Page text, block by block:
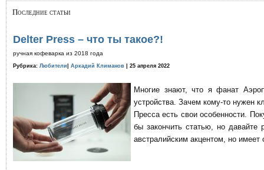
Последние статьи
Delter Press – что ты такое?!
ручная кофеварка из 2018 года
Рубрика: Любители Аркадий Климанов | 25 апреля 2022
Многие знают, что я фанат
устройства. Зачем кому-то нужен
Пресса есть свои особенности.
бы закончить статью, но давайте
австралийским акцентом, но имеет